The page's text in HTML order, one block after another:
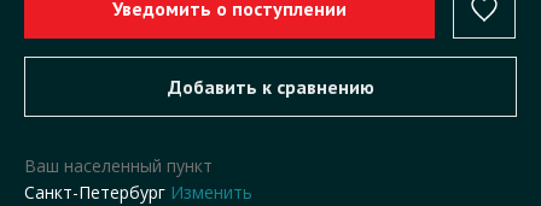
Ваш населенный пункт
Санкт-Петербург Изменить